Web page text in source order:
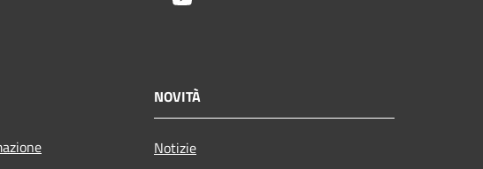
NOVITÀ
Notizie